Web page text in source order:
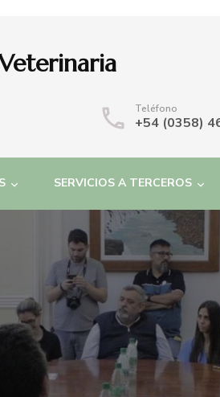
Teléfono
+54 (0358)
SERVICIOS A TERCEROS